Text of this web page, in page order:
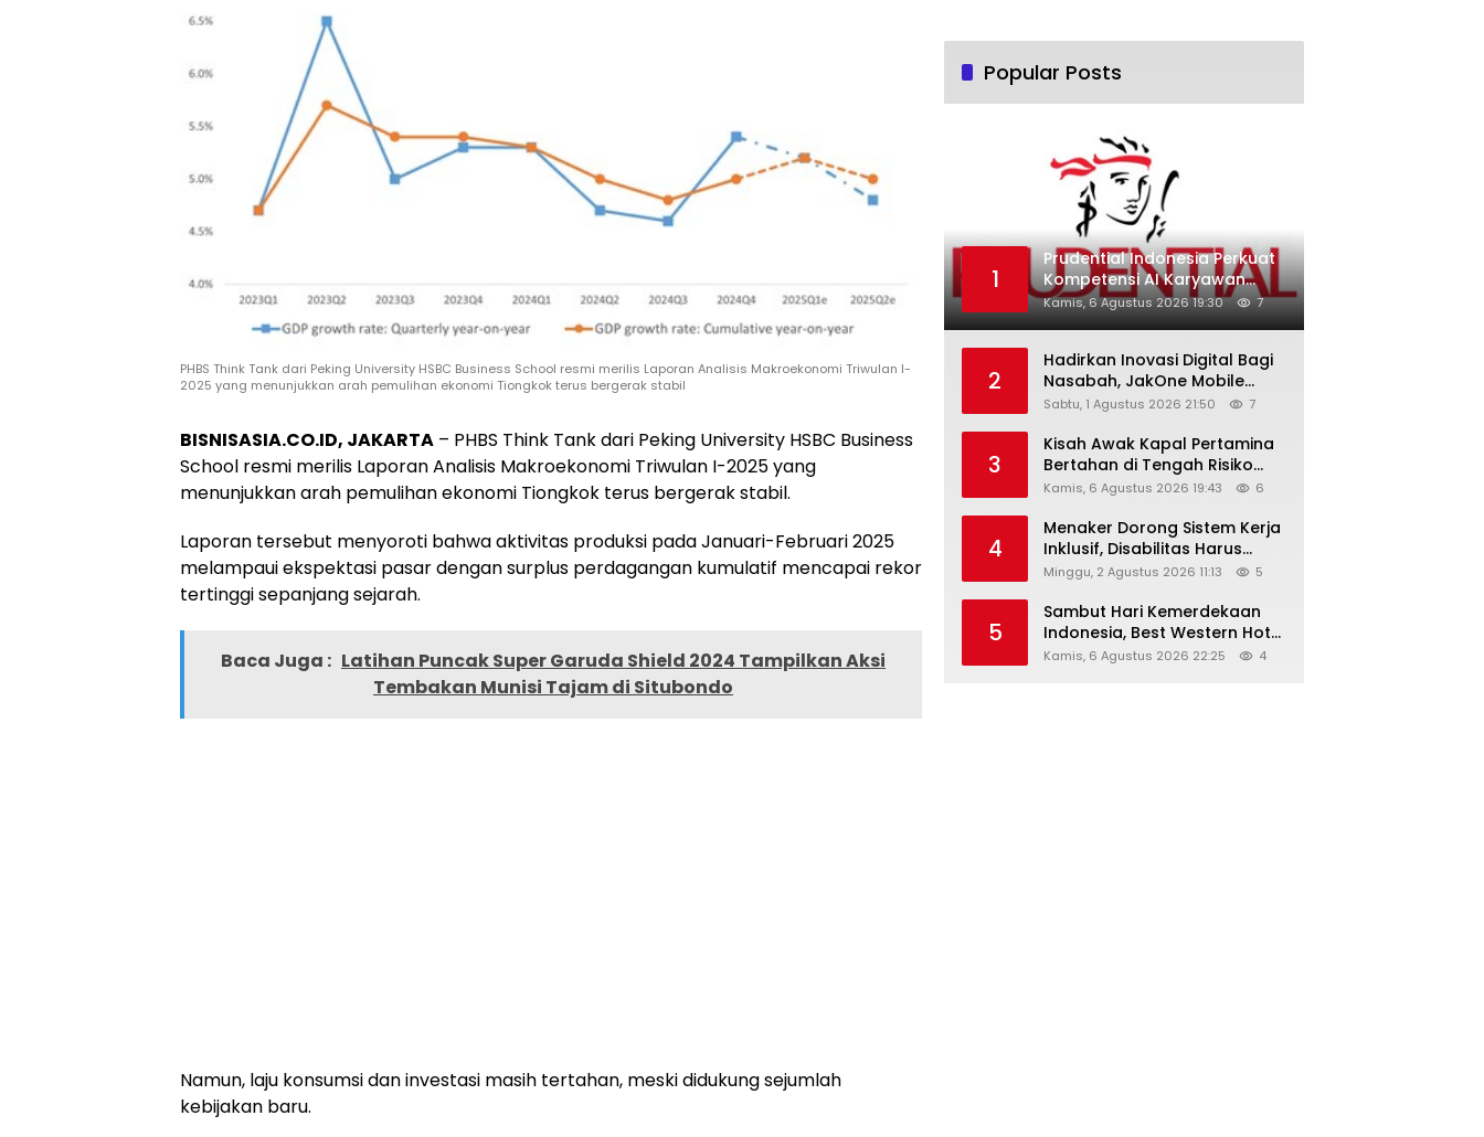
PHBS Think Tank dari Peking University HSBC Business School resmi merilis Laporan Analisis Makroekonomi Triwulan I-
2025 yang menunjukkan arah pemulihan ekonomi Tiongkok terus bergerak stabil
BISNISASIA.CO.ID, JAKARTA – PHBS Think Tank dari Peking University HSBC Business
School resmi merilis Laporan Analisis Makroekonomi Triwulan I-2025 yang
menunjukkan arah pemulihan ekonomi Tiongkok terus bergerak stabil.
Laporan tersebut menyoroti bahwa aktivitas produksi pada Januari-Februari 2025
melampaui ekspektasi pasar dengan surplus perdagangan kumulatif mencapai rekor
tertinggi sepanjang sejarah.
Baca Juga : Latihan Puncak Super Garuda Shield 2024 Tampilkan Aksi
Tembakan Munisi Tajam di Situbondo
Namun, laju konsumsi dan investasi masih tertahan, meski didukung sejumlah
kebijakan baru.
Popular Posts
1
Prudential Indonesia Perkuat
Kompetensi AI Karyawan
Lewat AI Week
Kamis, 6 Agustus 2026 19:30 7
2
Hadirkan Inovasi Digital Bagi
Nasabah, JakOne Mobile
Antar Bank Jakarta Sukses
Awards 2026
Sabtu, 1 Agustus 2026 21:50 7
3
Kisah Awak Kapal Pertamina
Bertahan di Tengah Risiko
Pelayaran Selat Hormuz
Kamis, 6 Agustus 2026 19:43 6
4
Menaker Dorong Sistem Kerja
Inklusif, Disabilitas Harus
Dapat Kesempatan Setara
Minggu, 2 Agustus 2026 11:13 5
5
Sambut Hari Kemerdekaan
Indonesia, Best Western Hotel
Hadirkan The Freedom Stay
Kamis, 6 Agustus 2026 22:25 4